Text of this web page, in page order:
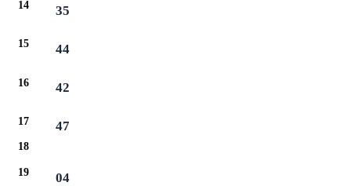
14 35
15 44
16 42
17 47
18
19 04